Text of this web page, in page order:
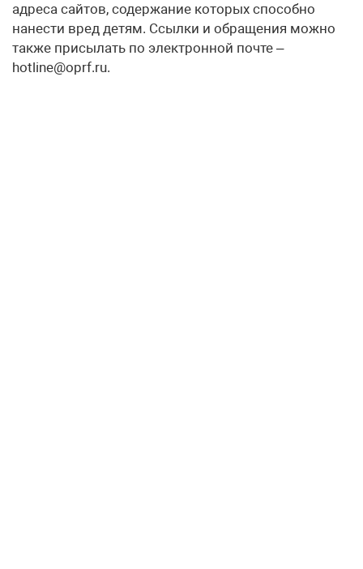
адреса сайтов, содержание которых способно
нанести вред детям. Ссылки и обращения можно
также присылать по электронной почте –
hotline@oprf.ru.